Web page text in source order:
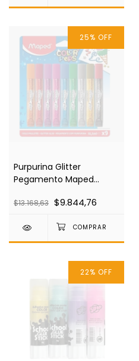
25% OFF
Purpurina Glitter
Pegamento Maped
$13.168,63 $9.844,76
22% OFF